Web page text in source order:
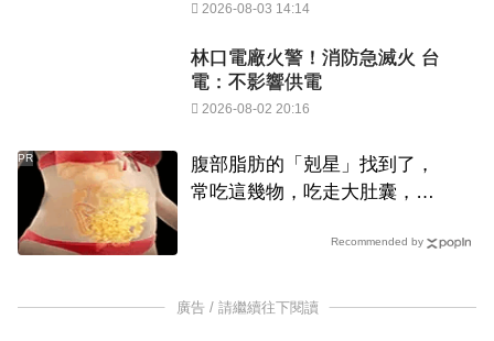
2026-08-03 14:14
林口電廠火警！消防急滅火 台
電：不影響供電
2026-08-02 20:16
腹部脂肪的「剋星」找到了，
常吃這幾物，吃走大肚囊，瘦
PR
Recommended by
廣告 / 請繼續往下閱讀